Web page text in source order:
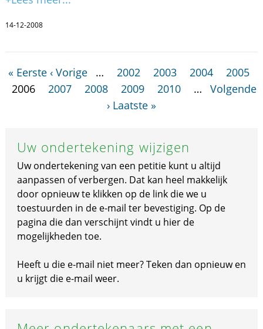
14-12-2008
« Eerste ‹ Vorige … 2002 2003 2004
2005
2006
2007 2008 2009 2010 …
Volgende
› Laatste »
Uw ondertekening wijzigen
Uw ondertekening van een petitie kunt u altijd
aanpassen of verbergen. Dat kan heel makkelijk
door opnieuw te klikken op de link die we u
toestuurden in de e-mail ter bevestiging. Op de
pagina die dan verschijnt vindt u hier de
mogelijkheden toe.
Heeft u die e-mail niet meer? Teken dan opnieuw en
u krijgt die e-mail weer.